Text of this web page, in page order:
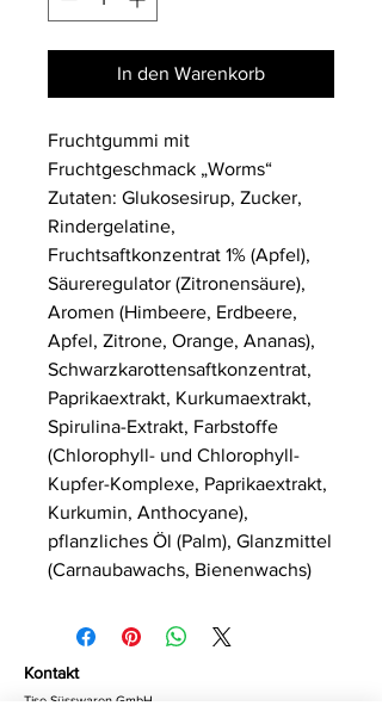
In den Warenkorb
Fruchtgummi mit
Fruchtgeschmack „Worms“
Zutaten: Glukosesirup, Zucker,
Rindergelatine,
Fruchtsaftkonzentrat 1% (Apfel),
Säureregulator (Zitronensäure),
Aromen (Himbeere, Erdbeere,
Apfel, Zitrone, Orange, Ananas),
Schwarzkarottensaftkonzentrat,
Paprikaextrakt, Kurkumaextrakt,
Spirulina-Extrakt, Farbstoffe
(Chlorophyll- und Chlorophyll-
Kupfer-Komplexe, Paprikaextrakt,
Kurkumin, Anthocyane),
pflanzliches Öl (Palm), Glanzmittel
(Carnaubawachs, Bienenwachs)
Kontakt
Tise Süsswaren GmbH